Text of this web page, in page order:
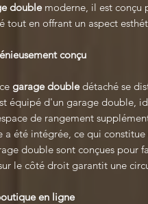
double moderne, il est conçu
tout en offrant un aspect
conçu
garage doubledétaché se
équipé d'un garage double,
de rangement
a été intégrée, ce qui
double sont conçues pour
le côté droit garantit une
en ligne